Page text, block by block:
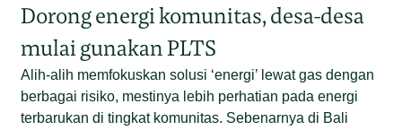
Dorong energi komunitas, desa-desa
mulai gunakan PLTS
Alih-alih memfokuskan solusi ‘energi’ lewat gas dengan
berbagai risiko, mestinya lebih perhatian pada energi
terbarukan di tingkat komunitas. Sebenarnya di Bali